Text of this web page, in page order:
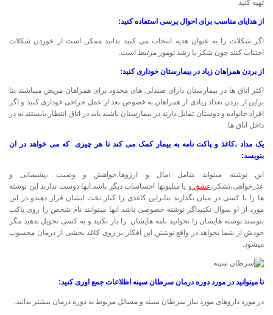
تهیه کنید
از هدایای مناسب برای احوال پرسی استفاده کنید:
اگر شکلات را به عنوان هدیه انتخاب می کنید بدانید ممکن است از خوردن شکلات
اجتناب کنند چون شکر با رشد تومور مرتبط است.
از بردن همراهان زیاد در بیمارستان خوداری کنید:
اکثر اتاق ها در بیمارستان دارای صندلی های محدود برای همراهان مریض میباشند بنا
براین از بردن تعداد زیادی از همراهان به خصوص بعد از عمل جراحی خوداری کنید و اگر
افراد خانواده و دوستان تمایل دارند در بیمارستان باشند باید در اتاق انتظار بایستند نه در
داخل اتاق ها.
یک مداد ،کاغذ و پاکت نامه به بیمار کمک می کند تا هر چیزی که می خواهد در ان
بنویسد:
این نوشته میتواند شامل امال و ارزوها،خواهش و وصیت ،پشیمانی و
عذرخواهی،تشکر،عشق و یا میلیونها احساسات دیگر باشد.انها دوست ندارند این نوشته
ها را با کسی در میان بگذارند بنابراین کاغذی را کنار تخت ایشان قرار دهیدو در این
مورد از او سوال نکنیداگر نوشته خصوصی باشد انها میتوانند نام شخص را روی پاکت
بنوسند.نوشته هایشان را نخوانید نامه هایشان را باز نکنید و به کسی تحویل ندهید مگر
خودش از شما بخواهد.در واقع نوشتن این افکار بر روی کاغذ بحشی از درمان محسوب
میشود.
تا میتوانید در مورد دوره درمان سرطان سینه اطلاعات جمع اوری کنید:
در مورد داروهای مورد نیاز سرطان سینه و مسائل مربوط به دوره درمان بیشتر بدانید.